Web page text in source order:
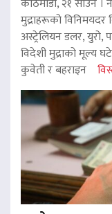
काठमाडौं, २१ साउन ।
मुद्राहरूको
अस्ट्रेलियन डलर, युरो,
विदेशी मुद्राको मूल्य
कुवेती र बहराइन